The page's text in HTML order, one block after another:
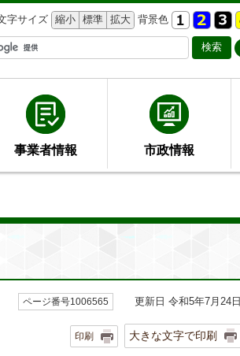
字サイズ 縮小 標準 拡大 背景色
事業者情報 市政情報
ページ番号1006565 更新日 令和5年7月24日
印刷 大きな文字で印刷